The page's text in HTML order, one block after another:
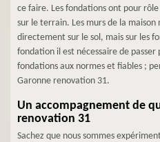
ce faire. Les fondations ont pour
sur le terrain. Les murs de la maison
directement sur le sol, mais sur les
fondation il est nécessaire de passer
fondations aux normes et fiables ;
Garonne renovation 31.
Un accompagnement de
renovation 31
Sachez que nous sommes